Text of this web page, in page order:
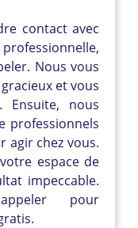
contact avec
Nous vous
et vous
nous
professionnels
agir chez vous.
espace de
impeccable.
pour